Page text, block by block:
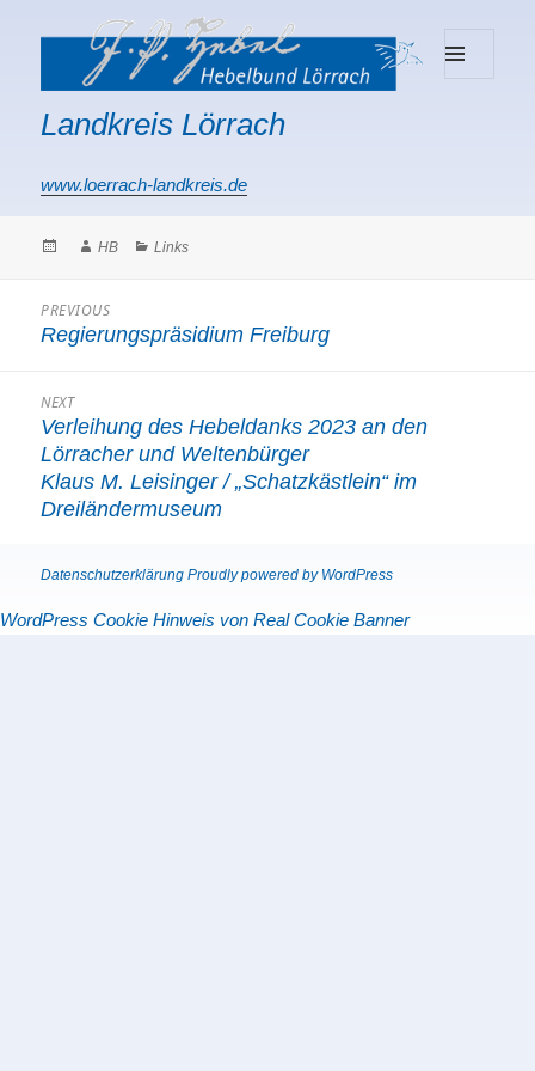
Hebelbund Lörrach
Landkreis Lörrach
www.loerrach-landkreis.de
PostedAuthor
HB Categories
Links
PREVIOUS
Previous
Regierungspräsidium Freiburg
NEXT
Next
post:
Verleihung des Hebeldanks 2023 an den
Lörracher und Weltenbürger
Klaus M. Leisinger / „Schatzkästlein“ im
Dreiländermuseum
Datenschutzerklärung Proudly powered by WordPress
WordPress Cookie Hinweis von Real Cookie Banner